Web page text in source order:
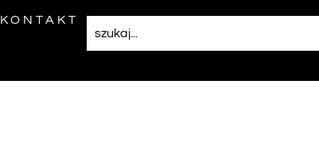
KONTAKT